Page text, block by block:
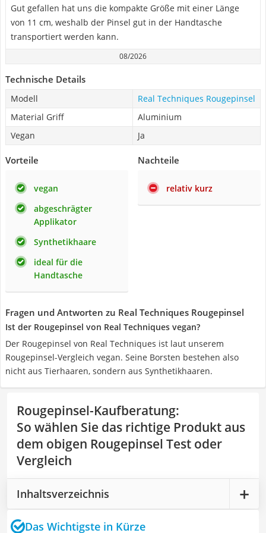
Gut gefallen hat uns die kompakte Größe mit einer Länge
von 11 cm, weshalb der Pinsel gut in der Handtasche
transportiert werden kann.
08/2026
Technische Details
Modell
Real Techniques Rougepinsel
Material Griff
Aluminium
Vegan
Ja
Vorteile
vegan
abgeschrägter
Applikator
Synthetikhaare
ideal für die
Handtasche
Nachteile
relativ kurz
Fragen und Antworten zu Real Techniques Rougepinsel
Ist der Rougepinsel von Real Techniques vegan?
Der Rougepinsel von Real Techniques ist laut unserem
Rougepinsel-Vergleich vegan. Seine Borsten bestehen also
nicht aus Tierhaaren, sondern aus Synthetikhaaren.
Rougepinsel-Kaufberatung:
So wählen Sie das richtige Produkt aus
dem obigen Rougepinsel Test oder
Vergleich
Inhaltsverzeichnis
Das Wichtigste in Kürze